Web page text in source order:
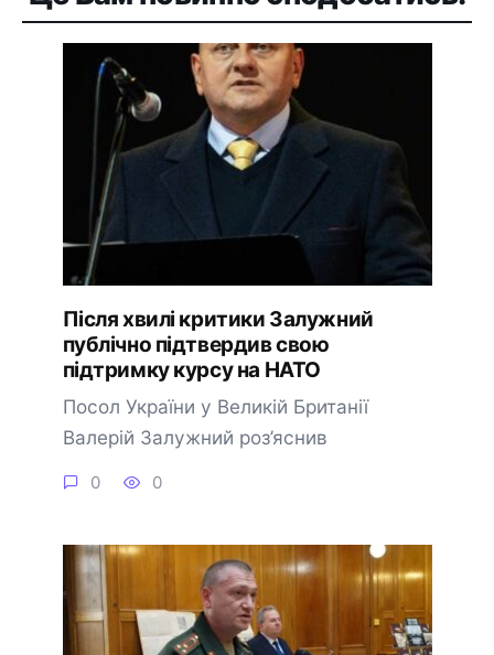
Після хвилі критики Залужний
публічно підтвердив свою
підтримку курсу на НАТО
Посол України у Великій Британії
Валерій Залужний роз’яснив
0 0